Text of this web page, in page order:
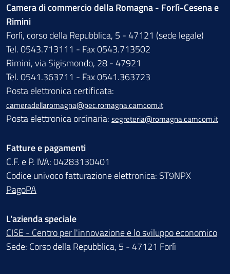
Camera di commercio della Romagna - Forlì-Cesena e
Rimini
Forlì, corso della Repubblica, 5 - 47121 (sede legale)
Tel. 0543.713111 - Fax 0543.713502
Rimini, via Sigismondo, 28 - 47921
Tel. 0541.363711 - Fax 0541.363723
Posta elettronica certificata:
cameradellaromagna@pec.romagna.camcom.it
Posta elettronica ordinaria: segreteria@romagna.camcom.it
Fatture e pagamenti
C.F. e P. IVA: 04283130401
Codice univoco fatturazione elettronica: ST9NPX
PagoPA
L'azienda speciale
CISE - Centro per l'innovazione e lo sviluppo economico
Sede: Corso della Repubblica, 5 - 47121 Forlì